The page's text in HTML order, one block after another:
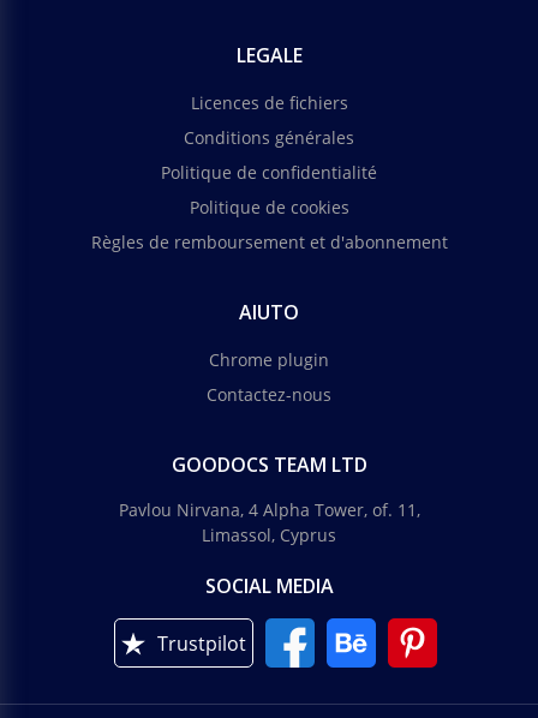
LEGALE
Licences de fichiers
Conditions générales
Politique de confidentialité
Politique de cookies
Règles de remboursement et d'abonnement
AIUTO
Chrome plugin
Contactez-nous
GOODOCS TEAM LTD
Pavlou Nirvana, 4 Alpha Tower, of. 11,
Limassol, Cyprus
SOCIAL MEDIA
Trustpilot